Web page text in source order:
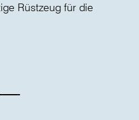
Rüstzeug für die